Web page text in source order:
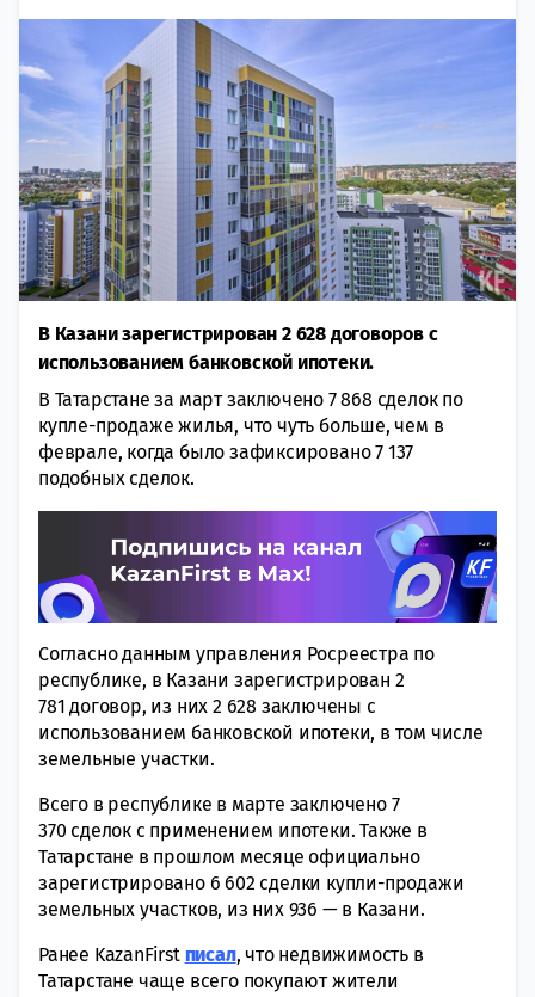
В Казани зарегистрирован 2 628 договоров с
использованием банковской ипотеки.
В Татарстане за март заключено 7 868 сделок по
купле-продаже жилья, что чуть больше, чем в
феврале, когда было зафиксировано 7 137
подобных сделок.
Согласно данным управления Росреестра по
республике, в Казани зарегистрирован 2
781 договор, из них 2 628 заключены с
использованием банковской ипотеки, в том числе
земельные участки.
Всего в республике в марте заключено 7
370 сделок с применением ипотеки. Также в
Татарстане в прошлом месяце официально
зарегистрировано 6 602 сделки купли-продажи
земельных участков, из них 936 — в Казани.
Ранее KazanFirst писал, что недвижимость в
Татарстане чаще всего покупают жители